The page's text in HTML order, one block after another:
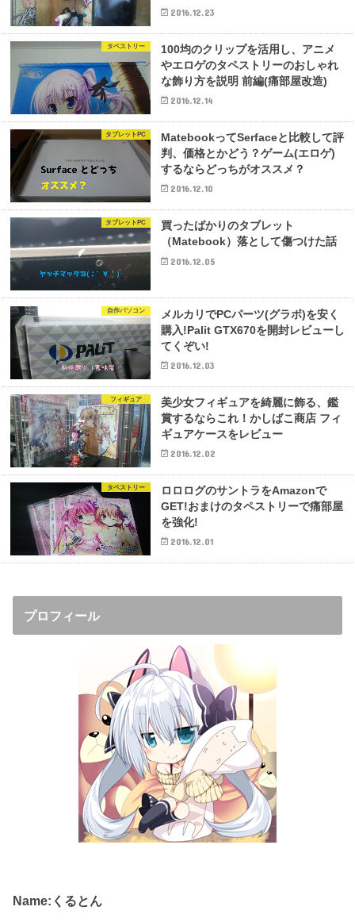
2016.12.23
タペストリー
100均のクリップを活用し、アニメ
やエロゲのタペストリーのおしゃれ
な飾り方を説明 前編(痛部屋改造)
2016.12.14
タブレットPC
MatebookってSerfaceと比較して評
判、価格とかどう？ゲーム(エロゲ)
するならどっちがオススメ？
2016.12.10
タブレットPC
買ったばかりのタブレット
（Matebook）落として傷つけた話
2016.12.05
自作パソコン
メルカリでPCパーツ(グラボ)を安く
購入!Palit GTX670を開封レビューし
てくぞい!
2016.12.03
フィギュア
美少女フィギュアを綺麗に飾る、鑑
賞するならこれ！かしばこ商店 フィ
ギュアケースをレビュー
2016.12.02
タペストリー
ロロログのサントラをAmazonで
GET!おまけのタペストリーで痛部屋
を強化!
2016.12.01
プロフィール
Name:くるとん